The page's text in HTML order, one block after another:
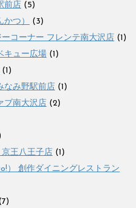
前店 (5)
つ）
(3)
ーコーナー フレンテ南大沢店 (1)
キュー広場 (1)
(1)
なみ野駅前店 (1)
ブ南大沢店 (2)
王八王子店 (1)
） 創作ダイニングレストラン